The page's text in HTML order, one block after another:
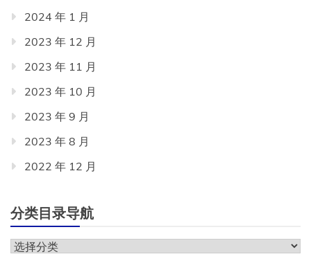
2024 年 1 月
2023 年 12 月
2023 年 11 月
2023 年 10 月
2023 年 9 月
2023 年 8 月
2022 年 12 月
分类目录导航
分